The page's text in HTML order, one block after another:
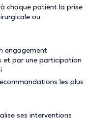
chaque patient la prise
ou
engagement
et par une participation
les plus
ses interventions